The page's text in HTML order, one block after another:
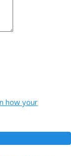
how your